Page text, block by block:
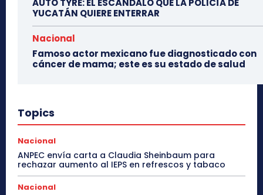
AUTO TYRE: EL ESCÁNDALO QUE LA POLICÍA DE
YUCATÁN QUIERE ENTERRAR
Nacional
Famoso actor mexicano fue diagnosticado con
cáncer de mama; este es su estado de salud
Topics
Nacional
ANPEC envía carta a Claudia Sheinbaum para
rechazar aumento al IEPS en refrescos y tabaco
Nacional